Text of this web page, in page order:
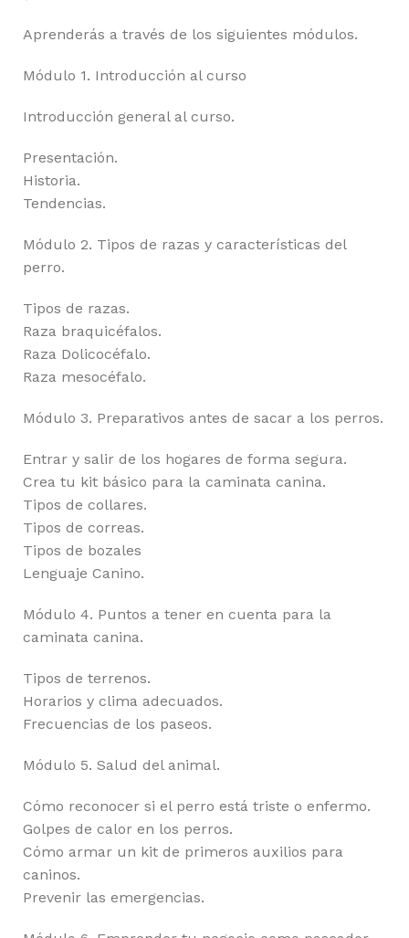
Aprenderás a través de los siguientes módulos.
Módulo 1. Introducción al curso
Introducción general al curso.
Presentación.
Historia.
Tendencias.
Módulo 2. Tipos de razas y características del
perro.
Tipos de razas.
Raza braquicéfalos.
Raza Dolicocéfalo.
Raza mesocéfalo.
Módulo 3. Preparativos antes de sacar a los perros.
Entrar y salir de los hogares de forma segura.
Crea tu kit básico para la caminata canina.
Tipos de collares.
Tipos de correas.
Tipos de bozales
Lenguaje Canino.
Módulo 4. Puntos a tener en cuenta para la
caminata canina.
Tipos de terrenos.
Horarios y clima adecuados.
Frecuencias de los paseos.
Módulo 5. Salud del animal.
Cómo reconocer si el perro está triste o enfermo.
Golpes de calor en los perros.
Cómo armar un kit de primeros auxilios para
caninos.
Prevenir las emergencias.